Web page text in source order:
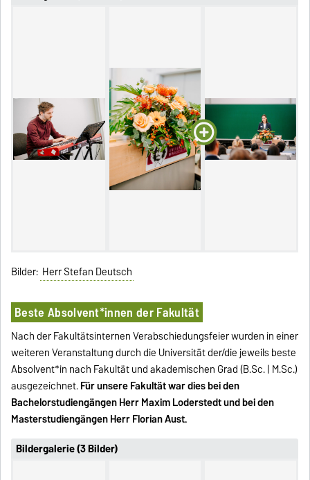
Bilder: Herr Stefan Deutsch
Beste Absolvent*innen der Fakultät
Nach der Fakultätsinternen Verabschiedungsfeier wurden in einer
weiteren Veranstaltung durch die Universität der/die jeweils beste
Absolvent*in nach Fakultät und akademischen Grad (B.Sc. | M.Sc.)
ausgezeichnet.Für unsere Fakultät war dies bei den
Bachelorstudiengängen Herr Maxim Loderstedt und bei den
Masterstudiengängen Herr Florian Aust.
Bildergalerie (3 Bilder)